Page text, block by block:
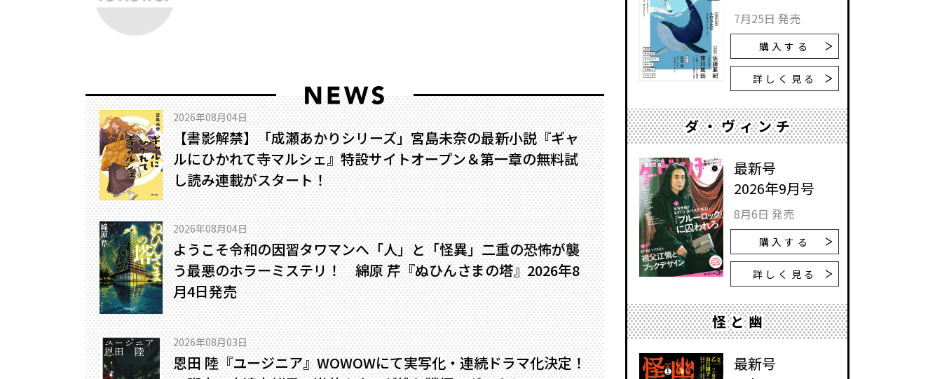
2026年08月04日
【書影解禁】「成瀬あかりシリーズ」宮島未奈の最新小説『ギャ
ルにひかれて寺マルシェ』特設サイトオープン＆第一章の無料試
し読み連載がスタート！
2026年08月04日
ようこそ令和の因習タワマンへ――「人」と「怪異」二重の恐怖が襲
う最悪のホラーミステリ！ 綿原 芹『ぬひんさまの塔』2026年8
月4日発売
2026年08月03日
恩田 陸『ユージニア』WOWOWにて実写化・連続ドラマ化決定！
7月25日 発売
購入する
詳しく見る
ダ・ヴィンチ
最新号
2026年9月号
8月6日 発売
購入する
詳しく見る
怪と幽
最新号